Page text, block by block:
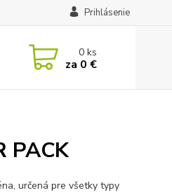
Prihlásenie
0ks
za 0 €
PACK
určená pre všetky typy